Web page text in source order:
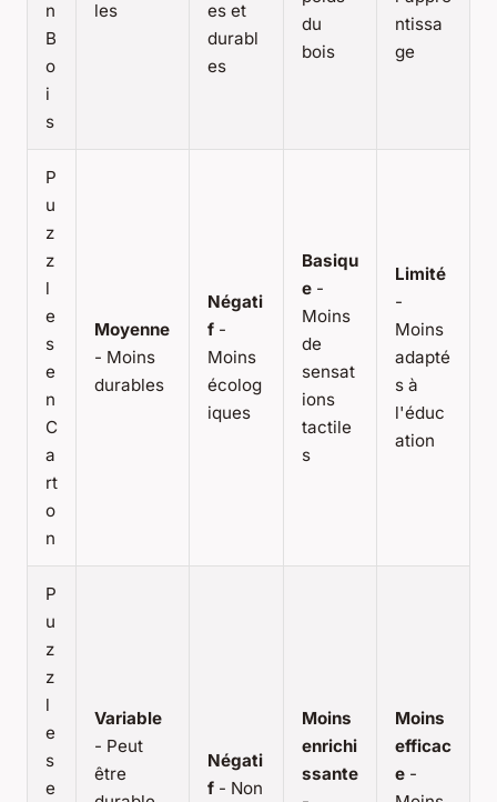
n
B
o
i
s
les
es et
durabl
es
du
bois
ntissa
ge
P
u
z
z
l
e
s
e
n
C
a
rt
o
n
Moyenne
- Moins
durables
Négati
f -
Moins
écolog
iques
Basiqu
e -
Moins
de
sensat
ions
tactile
s
Limité
-
Moins
adapté
s à
l'éduc
ation
P
u
z
z
l
e
s
e
Variable
- Peut
être
Négati
f - Non
Moins
enrichi
ssante
Moins
efficac
e -